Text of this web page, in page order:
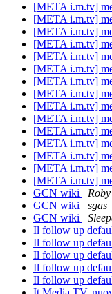
[META i.m.tv]
[META i.m.tv]
[META i.m.tv]
[META i.m.tv]
[META i.m.tv]
[META i.m.tv]
[META i.m.tv]
[META i.m.tv]
[META i.m.tv]
[META i.m.tv]
[META i.m.tv]
[META i.m.tv]
[META i.m.tv]
[META i.m.tv]
[META i.m.tv]
GCN wiki
GCN wiki
sgas
GCN wiki
Il follow up
Il follow up
Il follow up
Il follow up
Il follow up